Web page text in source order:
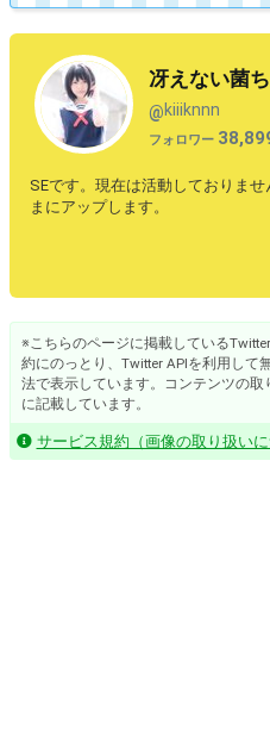
冴えない菌
@kiiiknnn
フォロワー
SEです。現在は活動しておりま
まにアップします。
※こちらのページに掲載している
約にのっとり、Twitter APIを利用して
法で表示しています。コンテンツの
に記載しています。
サービス規約（画像の取り扱い